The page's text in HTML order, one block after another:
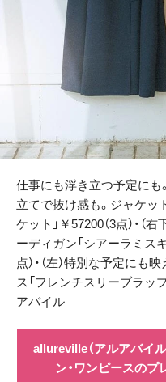
仕事にも浮き立つ予定にも
立てで抜け感も。ジャケッ
ケット」￥57200（3点）・（
ーディガン「シアーラミス
点）・（左）特別な予定に
ス「フレンチスリーブラッ
アバイル
allureville（アルアバイ
ン・ワンピースの